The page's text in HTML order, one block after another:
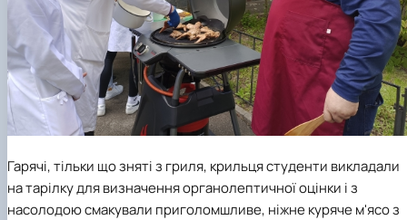
Гарячі, тільки що зняті з гриля, крильця студенти викладали
на тарілку для визначення органолептичної оцінки і з
насолодою смакували приголомшливе, ніжне куряче м'ясо з